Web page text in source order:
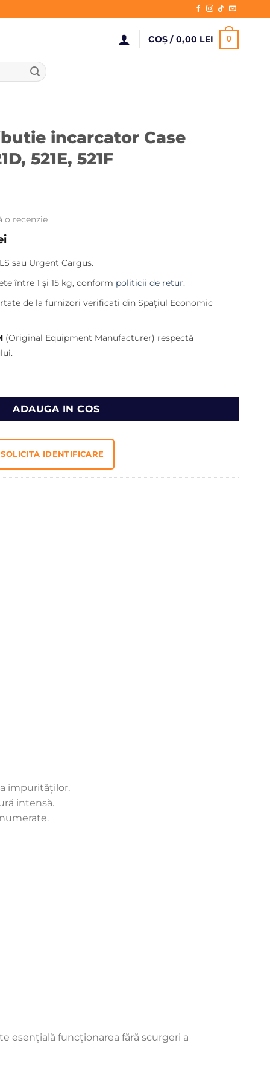
COȘ / 0,00 LEI 0
incarcator Case
521E, 521F
o recenzie
Prețul
este:
135,00 lei.
sau Urgent Cargus.
între 1 și 15 kg, conform politicii de retur.
de la furnizori verificați din Spațiul Economic
(Original Equipment Manufacturer) respectă
Case 1021G, 1121G, 521D, 521E, 521F
ADAUGA IN COS
SOLICITA IDENTIFICARE
impurităților.
intensă.
esențială funcționarea fără scurgeri a